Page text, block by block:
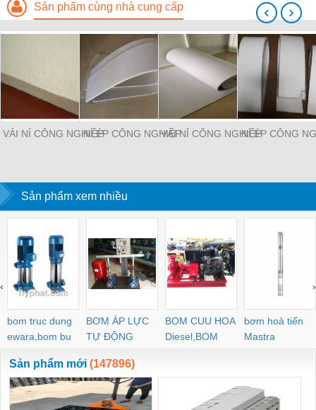
Sản phẩm cùng nhà cung cấp
VẢI NỈ CÔNG NGHIỆPNỈ ÉP CÔNG NGHIỆPVẢI NỈ CÔNG NGHIỆPNỈ ÉP CÔNG
‹ ›
Sản phẩm xem nhiều
bom truc dung
ewara,bom bu
ewara
BƠM ÁP LỰC
TỰ ĐỘNG
BOM CUU HOA
Diesel,BOM
CHUA CHAY
bơm hoả tiển
Mastra
‹ ›
Sản phẩm mới (147896)